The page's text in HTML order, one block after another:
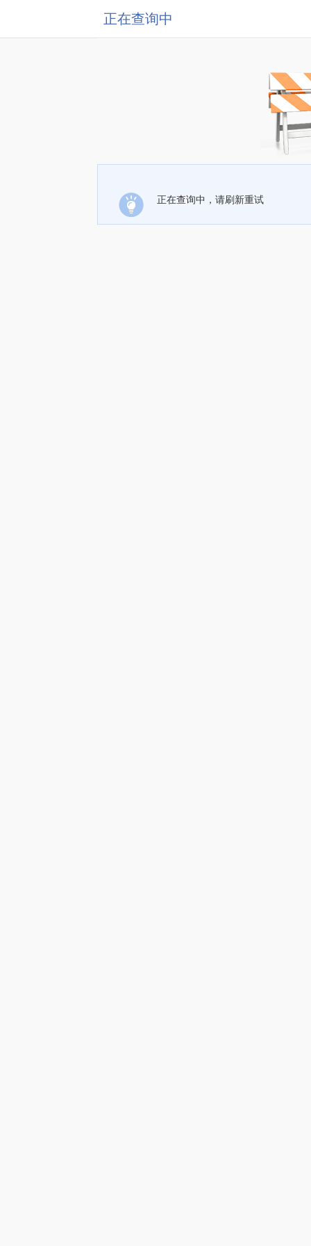
正在查询中
正在查询中，请刷新重试